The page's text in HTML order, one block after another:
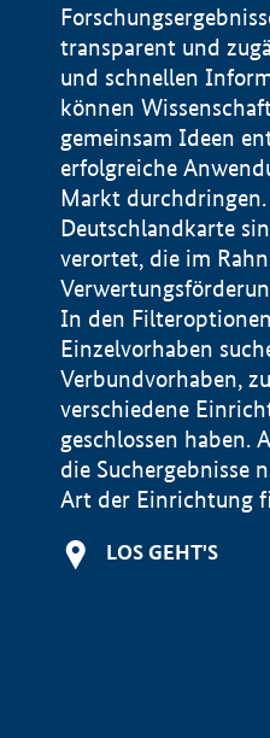
transparent und
und schnellen
können
gemeinsam Ideen
erfolgreiche
Markt
Deutschlandkarte
verortet, die im
In den
Einzelvorhaben
Verbundvorhaben,
verschiedene
geschlossen haben.
die Suchergebnisse
Art der Einrichtung
LOS GEHT'S